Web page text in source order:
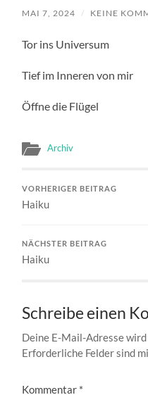
MAI 7, 2024 / KEINE
Tor ins Universum
Tief im Inneren von mir
Öffne die Flügel
Archiv
VORHERIGER BEITRAG
Haiku
NÄCHSTER BEITRAG
Haiku
Schreibe einen
Deine E-Mail-Adresse
Erforderliche Felder sind
Kommentar *